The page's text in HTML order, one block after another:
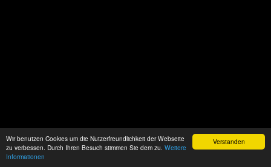
Verstanden
Wir benutzen Cookies um die Nutzerfreundlichkeit der Webseite
zu verbessen. Durch Ihren Besuch stimmen Sie dem zu. Weitere
Informationen